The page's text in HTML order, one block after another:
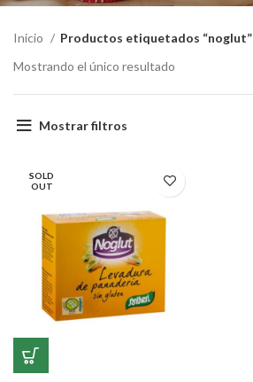
Inicio
Productos etiquetados “noglut”
Mostrando el único resultado
Mostrar filtros
SOLD
OUT